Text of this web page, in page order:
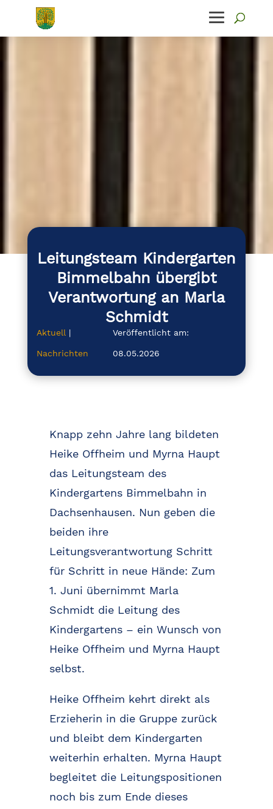
Leitungsteam Kindergarten
Bimmelbahn übergibt
Verantwortung an Marla
Schmidt
Aktuell|
Nachrichten
Veröffentlicht am:
08.05.2026
Knapp zehn Jahre lang bildeten
Heike Offheim und Myrna Haupt
das Leitungsteam des
Kindergartens Bimmelbahn in
Dachsenhausen. Nun geben die
beiden ihre
Leitungsverantwortung Schritt
für Schritt in neue Hände: Zum
1. Juni übernimmt Marla
Schmidt die Leitung des
Kindergartens – ein Wunsch von
Heike Offheim und Myrna Haupt
selbst.
Heike Offheim kehrt direkt als
Erzieherin in die Gruppe zurück
und bleibt dem Kindergarten
weiterhin erhalten. Myrna Haupt
begleitet die Leitungspositionen
noch bis zum Ende dieses